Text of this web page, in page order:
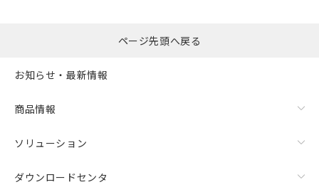
ページ先頭へ戻る
お知らせ・最新情報
商品情報
ソリューション
ダウンロードセンタ